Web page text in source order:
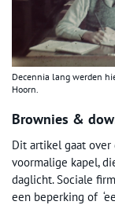
Decennia lang werden
Hoorn.
Brownies &
Dit artikel gaat
voormalige kapel,
daglicht. Sociale
een beperking of